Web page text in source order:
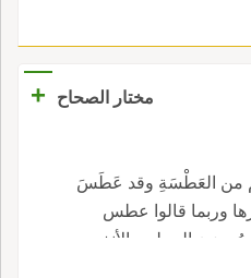
مختار الصحاح
+
من العَطْسَةِ وقد عَطَسَ
وربما قالوا عطس
بوزن المجلس الأنف